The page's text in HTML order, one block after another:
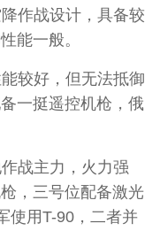
作战设计，具备较
能一般。
较好，但无法抵御
一挺遥控机枪，俄
战主力，火力强
，三号位配备激光
使用T-90，二者并